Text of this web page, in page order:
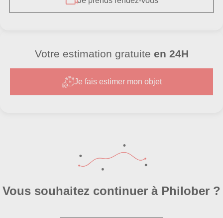
Votre estimation gratuite en 24H
Je fais estimer mon objet
Vous souhaitez continuer à Philober ?